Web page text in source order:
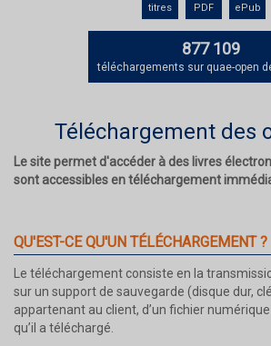
titres PDF ePub
877 109
téléchargements sur quae-open
Téléchargement des
Le site permet d'accéder à des livres
sont accessibles en téléchargement
QU'EST-CE QU'UN TÉLÉCHARGEMENT ?
Le téléchargement consiste en la
sur un support de sauvegarde (disque dur,
appartenant au client, d’un fichier
qu’il a téléchargé.